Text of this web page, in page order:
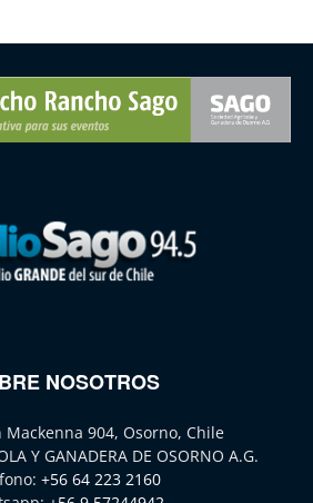
NOSOTROS
Mackenna 904, Osorno, Chile
Y GANADERA DE OSORNO A.G.
+56 64 223 2160